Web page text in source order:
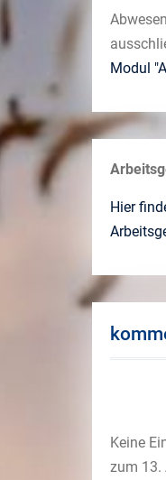
Modul
Hier
Keine
zum 13.